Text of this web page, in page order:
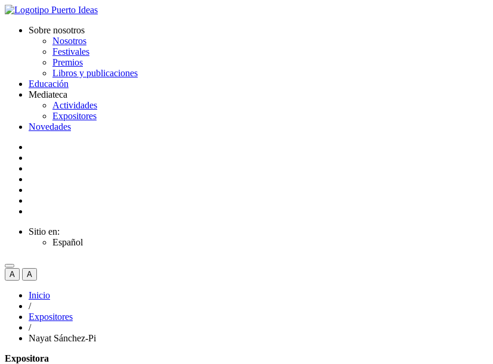
Sobre nosotros
Nosotros
Festivales
Premios
Libros y publicaciones
Educación
Mediateca
Actividades
Expositores
Novedades
Sitio en:
Español
A A
Inicio
/
Expositores
/
Nayat Sánchez-Pi
Expositora